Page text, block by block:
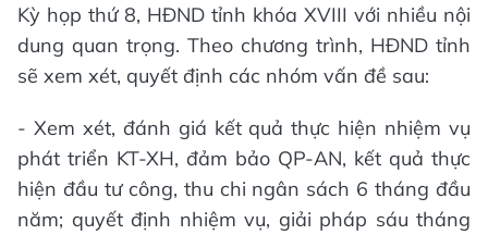
Kỳ họp thứ 8, HĐND tỉnh khóa XVIII với nhiều nội
dung quan trọng. Theo chương trình, HĐND tỉnh
sẽ xem xét, quyết định các nhóm vấn đề sau:
- Xem xét, đánh giá kết quả thực hiện nhiệm vụ
phát triển KT-XH, đảm bảo QP-AN, kết quả thực
hiện đầu tư công, thu chi ngân sách 6 tháng đầu
năm; quyết định nhiệm vụ, giải pháp sáu tháng